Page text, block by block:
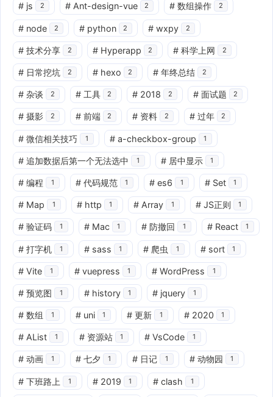
# js 2 # Ant-design-vue 2 # 数组操作 2
# node 2 # python 2 # wxpy 2
# 技术分享 2 # Hyperapp 2 # 科学上网 2
# 日常挖坑 2 # hexo 2 # 年终总结 2
# 杂谈 2 # 工具 2 # 2018 2 # 面试题 2
# 摄影 2 # 前端 2 # 资料 2 # 过年 2
# 微信相关技巧 1 # a-checkbox-group 1
# 追加数据后第一个无法选中 1 # 居中显示 1
# 编程 1 # 代码规范 1 # es6 1 # Set 1
# Map 1 # http 1 # Array 1 # JS正则 1
# 验证码 1 # Mac 1 # 防撤回 1 # React 1
# 打字机 1 # sass 1 # 爬虫 1 # sort 1
# Vite 1 # vuepress 1 # WordPress 1
# 预览图 1 # history 1 # jquery 1
# 数组 1 # uni 1 # 更新 1 # 2020 1
# AList 1 # 资源站 1 # VsCode 1
# 动画 1 # 七夕 1 # 日记 1 # 动物园 1
# 下班路上 1 # 2019 1 # clash 1